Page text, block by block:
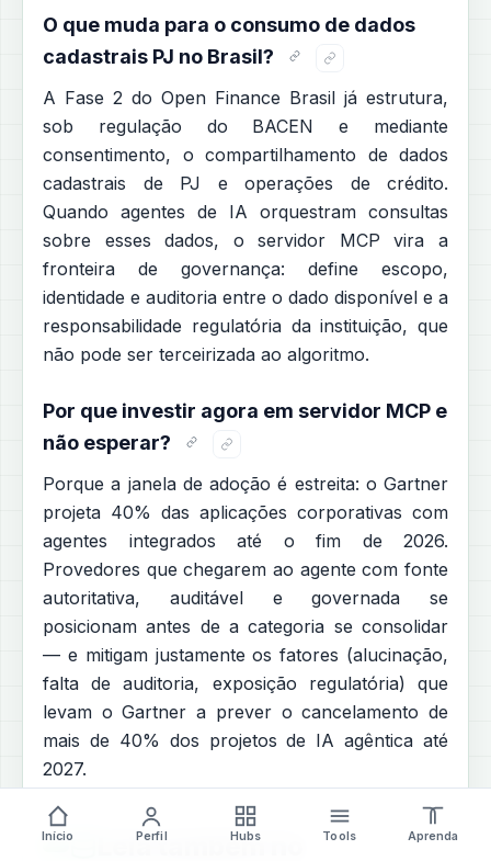
O que muda para o consumo de dados
cadastrais PJ no Brasil?
A Fase 2 do Open Finance Brasil já estrutura,
sob regulação do BACEN e mediante
consentimento, o compartilhamento de dados
cadastrais de PJ e operações de crédito.
Quando agentes de IA orquestram consultas
sobre esses dados, o servidor MCP vira a
fronteira de governança: define escopo,
identidade e auditoria entre o dado disponível e a
responsabilidade regulatória da instituição, que
não pode ser terceirizada ao algoritmo.
Por que investir agora em servidor MCP e
não esperar?
Porque a janela de adoção é estreita: o Gartner
projeta 40% das aplicações corporativas com
agentes integrados até o fim de 2026.
Provedores que chegarem ao agente com fonte
autoritativa, auditável e governada se
posicionam antes de a categoria se consolidar
— e mitigam justamente os fatores (alucinação,
falta de auditoria, exposição regulatória) que
levam o Gartner a prever o cancelamento de
mais de 40% dos projetos de IA agêntica até
2027.
Leia também no
Início Perfil Hubs Tools Aprenda